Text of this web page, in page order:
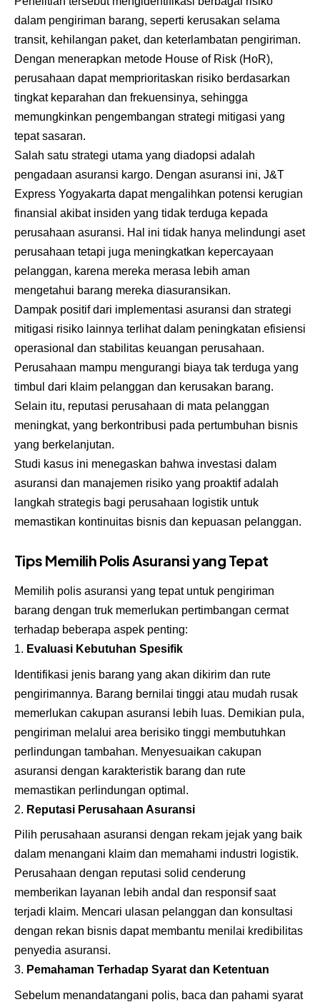
dalam pengiriman barang, seperti kerusakan selama
transit, kehilangan paket, dan keterlambatan pengiriman.
Dengan menerapkan metode House of Risk (HoR),
perusahaan dapat memprioritaskan risiko berdasarkan
tingkat keparahan dan frekuensinya, sehingga
memungkinkan pengembangan strategi mitigasi yang
tepat sasaran.
Salah satu strategi utama yang diadopsi adalah
pengadaan asuransi kargo. Dengan asuransi ini, J&T
Express Yogyakarta dapat mengalihkan potensi kerugian
finansial akibat insiden yang tidak terduga kepada
perusahaan asuransi. Hal ini tidak hanya melindungi aset
perusahaan tetapi juga meningkatkan kepercayaan
pelanggan, karena mereka merasa lebih aman
mengetahui barang mereka diasuransikan.
Dampak positif dari implementasi asuransi dan strategi
mitigasi risiko lainnya terlihat dalam peningkatan efisiensi
operasional dan stabilitas keuangan perusahaan.
Perusahaan mampu mengurangi biaya tak terduga yang
timbul dari klaim pelanggan dan kerusakan barang.
Selain itu, reputasi perusahaan di mata pelanggan
meningkat, yang berkontribusi pada pertumbuhan bisnis
yang berkelanjutan.
Studi kasus ini menegaskan bahwa investasi dalam
asuransi dan manajemen risiko yang proaktif adalah
langkah strategis bagi perusahaan logistik untuk
memastikan kontinuitas bisnis dan kepuasan pelanggan.
Tips Memilih Polis Asuransi yang Tepat
Memilih polis asuransi yang tepat untuk pengiriman
barang dengan truk memerlukan pertimbangan cermat
terhadap beberapa aspek penting:
Evaluasi Kebutuhan Spesifik
Identifikasi jenis barang yang akan dikirim dan rute
pengirimannya. Barang bernilai tinggi atau mudah rusak
memerlukan cakupan asuransi lebih luas. Demikian pula,
pengiriman melalui area berisiko tinggi membutuhkan
perlindungan tambahan. Menyesuaikan cakupan
asuransi dengan karakteristik barang dan rute
memastikan perlindungan optimal.
Reputasi Perusahaan Asuransi
Pilih perusahaan asuransi dengan rekam jejak yang baik
dalam menangani klaim dan memahami industri logistik.
Perusahaan dengan reputasi solid cenderung
memberikan layanan lebih andal dan responsif saat
terjadi klaim. Mencari ulasan pelanggan dan konsultasi
dengan rekan bisnis dapat membantu menilai kredibilitas
penyedia asuransi.
Pemahaman Terhadap Syarat dan Ketentuan
Sebelum menandatangani polis, baca dan pahami syarat